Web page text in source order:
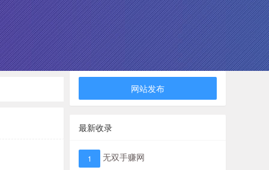
网站发布
最新收录
1 无双手赚网